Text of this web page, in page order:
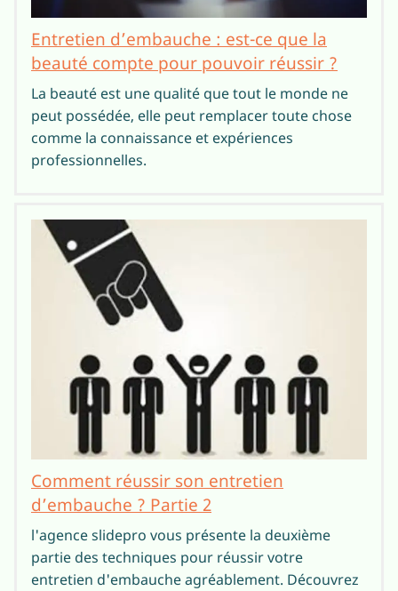
Entretien d’embauche : est-ce que la
beauté compte pour pouvoir réussir ?
La beauté est une qualité que tout le monde ne
peut possédée, elle peut remplacer toute chose
comme la connaissance et expériences
professionnelles.
Comment réussir son entretien
d’embauche ? Partie 2
l'agence slidepro vous présente la deuxième
partie des techniques pour réussir votre
entretien d'embauche agréablement. Découvrez